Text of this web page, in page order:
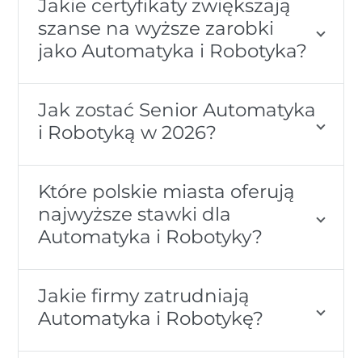
Jakie certyfikaty zwiększają
szanse na wyższe zarobki
jako Automatyka i Robotyka?
Jak zostać Senior Automatyka
i Robotyką w 2026?
Które polskie miasta oferują
najwyższe stawki dla
Automatyka i Robotyky?
Jakie firmy zatrudniają
Automatyka i Robotykę?